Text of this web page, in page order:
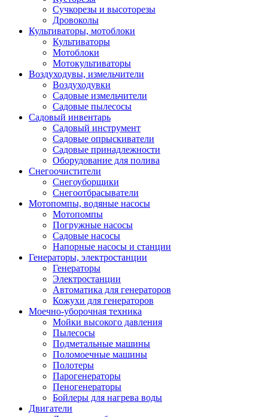
Сучкорезы и высоторезы
Дровоколы
Культиваторы, мотоблоки
Культиваторы
Мотоблоки
Мотокультиваторы
Воздуходувы, измельчители
Воздуходувки
Садовые измельчители
Садовые пылесосы
Садовый инвентарь
Садовый инструмент
Садовые опрыскиватели
Садовые принадлежности
Оборудование для полива
Снегоочистители
Снегоуборщики
Снегоотбрасыватели
Мотопомпы, водяные насосы
Мотопомпы
Погружные насосы
Садовые насосы
Напорные насосы и станции
Генераторы, электростанции
Генераторы
Электростанции
Автоматика для генераторов
Кожухи для генераторов
Моечно-уборочная техника
Мойки высокого давления
Пылесосы
Подметальные машины
Поломоечные машины
Полотеры
Парогенераторы
Пеногенераторы
Бойлеры для нагрева воды
Двигатели